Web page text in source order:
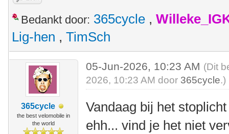
Bedankt door: 365cycle ,
Lig-hen , TimSch
365cycle
the best velomobile in
the world
05-Jun-2026, 10:23 AM (Dit
2026, 10:23 AM door 365cycle.)
Vandaag bij het
ehh... vind je het niet